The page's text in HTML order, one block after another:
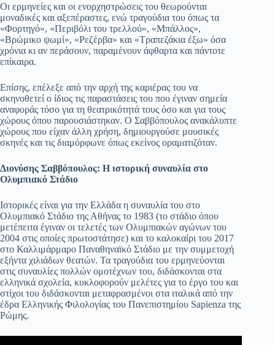
Οι ερμηνείες και οι ενορχηστρώσεις του θεωρούνται
μοναδικές και αξεπέραστες, ενώ τραγούδια του όπως τα
«Φορτηγό», «Περιβόλι του τρελλού», «Μπάλλος»,
«Βρώμικο ψωμί», «Ρεζέρβα» και «Τραπεζάκια έξω» όσα
χρόνια κι αν περάσουν, παραμένουν άφθαρτα και πάντοτε
επίκαιρα.
Επίσης, επέλεξε από την αρχή της καριέρας του να
σκηνοθετεί ο ίδιος τις παραστάσεις του που έγιναν σημεία
αναφοράς τόσο για τη θεατρικότητά τους όσο και για τους
χώρους όπου παρουσιάστηκαν. Ο Σαββόπουλος ανακάλυπτε
χώρους που είχαν άλλη χρήση, δημιουργούσε μουσικές
σκηνές και τις διαμόρφωνε όπως εκείνος οραματιζόταν.
Διονύσης Σαββόπουλος: Η ιστορική συναυλία στο
Ολυμπιακό Στάδιο
Ιστορικές είναι για την Ελλάδα η συναυλία του στο
Ολυμπιακό Στάδιο της Αθήνας το 1983 (το στάδιο όπου
μετέπειτα έγιναν οι τελετές των Ολυμπιακών αγώνων του
2004 στις οποίες πρωτοστάτησε) και το καλοκαίρι του 2017
στο Καλλιμάρμαρο Παναθηναϊκό Στάδιο με την συμμετοχή
εξήντα χιλιάδων θεατών. Τα τραγούδια του ερμηνεύονται
στις συναυλίες πολλών ομοτέχνων του, διδάσκονται στα
ελληνικά σχολεία, κυκλοφορούν μελέτες για το έργο του και
στίχοι του διδάσκονται μεταφρασμένοι στα ιταλικά από την
έδρα Ελληνικής Φιλολογίας του Πανεπιστημίου Sapienza της
Ρώμης.